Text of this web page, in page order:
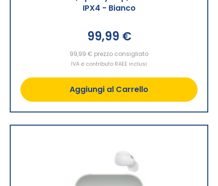
IPX4 - Bianco
99,99 €
99,99 € prezzo consigliato
IVA e contributo RAEE inclusi
Aggiungi al Carrello